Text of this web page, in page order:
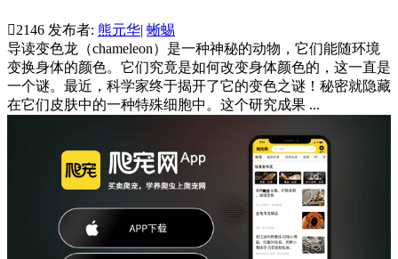
2146 发布者: 熊元华| 蜥蜴
导读变色龙（chameleon）是一种神秘的动物，它们能随环境
变换身体的颜色。它们究竟是如何改变身体颜色的，这一直是
一个谜。最近，科学家终于揭开了它的变色之谜！秘密就隐藏
在它们皮肤中的一种特殊细胞中。这个研究成果 ...